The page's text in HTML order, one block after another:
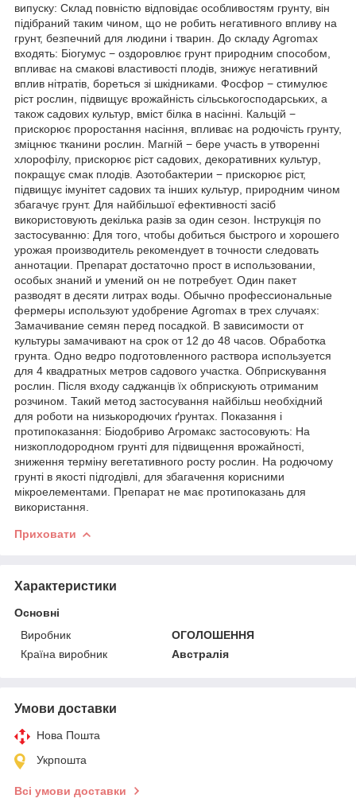
випуску: Склад повністю відповідає особливостям грунту, він
підібраний таким чином, що не робить негативного впливу на
грунт, безпечний для людини і тварин. До складу Agromax
входять: Біогумус − оздоровлює грунт природним способом,
впливає на смакові властивості плодів, знижує негативний
вплив нітратів, бореться зі шкідниками. Фосфор − стимулює
ріст рослин, підвищує врожайність сільськогосподарських, а
також садових культур, вміст білка в насінні. Кальцій −
прискорює проростання насіння, впливає на родючість грунту,
зміцнює тканини рослин. Магній − бере участь в утворенні
хлорофілу, прискорює ріст садових, декоративних культур,
покращує смак плодів. Азотобактерии − прискорює ріст,
підвищує імунітет садових та інших культур, природним чином
збагачує грунт. Для найбільшої ефективності засіб
використовують декілька разів за один сезон. Інструкція по
застосуванню: Для того, чтобы добиться быстрого и хорошего
урожая производитель рекомендует в точности следовать
аннотации. Препарат достаточно прост в использовании,
особых знаний и умений он не потребует. Один пакет
разводят в десяти литрах воды. Обычно профессиональные
фермеры используют удобрение Agromax в трех случаях:
Замачивание семян перед посадкой. В зависимости от
культуры замачивают на срок от 12 до 48 часов. Обработка
грунта. Одно ведро подготовленного раствора используется
для 4 квадратных метров садового участка. Обприскування
рослин. Після входу саджанців їх обприскують отриманим
розчином. Такий метод застосування найбільш необхідний
для роботи на низькородючих ґрунтах. Показання і
протипоказання: Біодобриво Агромакс застосовують: На
низкоплодородном грунті для підвищення врожайності,
зниження терміну вегетативного росту рослин. На родючому
грунті в якості підгодівлі, для збагачення корисними
мікроелементами. Препарат не має протипоказань для
використання.
Приховати
Характеристики
Основні
Виробник
ОГОЛОШЕННЯ
Країна виробник
Австралія
Умови доставки
Нова Пошта
Укрпошта
Всі умови доставки